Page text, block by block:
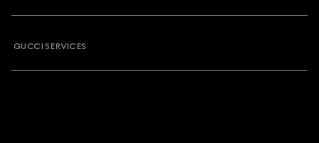
GUCCI SERVICES